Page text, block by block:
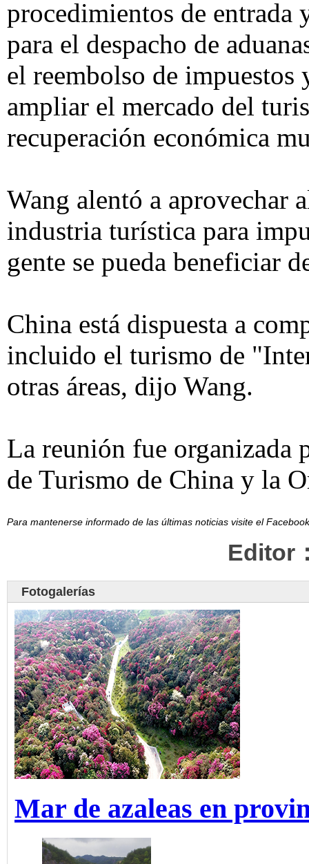
procedimientos de entrada
para el despacho de
el reembolso de
ampliar el mercado del
recuperación económica
Wang alentó a aprovechar
industria turística para
gente se pueda beneficiar
China está dispuesta a
incluido el turismo de
otras áreas, dijo Wang.
La reunión fue
de Turismo de China y la
Para mantenerse informado de las últimas noticias visite el
Editor
Fotogalerías
Mar de azaleas en